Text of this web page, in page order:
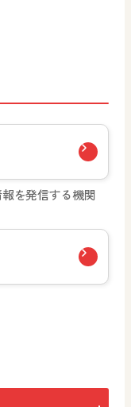
を発信する機関